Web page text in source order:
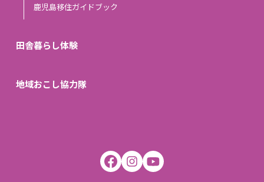
鹿児島移住ガイドブック
田舎暮らし体験
地域おこし協力隊